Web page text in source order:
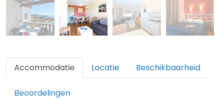
Accommodatie Locatie Beschikbaarheid
Beoordelingen